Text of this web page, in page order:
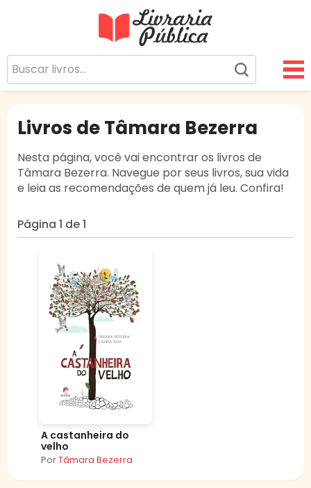
Sua Biblioteca Virtual Gratuita
Livros de Tâmara Bezerra
Nesta página, você vai encontrar os livros de
Tâmara Bezerra. Navegue por seus livros, sua vida
e leia as recomendações de quem já leu. Confira!
Página 1 de 1
A castanheira do
velho
PorTâmara Bezerra